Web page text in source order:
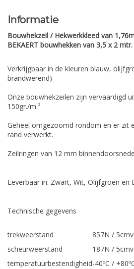
Informatie
Bouwhekzeil / Hekwerkkleed van
BEKAERT bouwhekken van 3,5 x 2 mtr.
Verkrijgbaar in de kleuren blauw,
brandwerend)
Onze bouwhekzeilen zijn vervaardigd
150gr./m ²
Geheel omgezoomd rondom en er zit
rand verwerkt.
Zeilringen van 12 mm
Leverbaar in: Zwart, Wit, Olijfgroen en
Technische gegevens
trekweerstand 857N / 5cm
scheurweerstand
187N / 5cm
temperatuurbestendigheid-40ºC /